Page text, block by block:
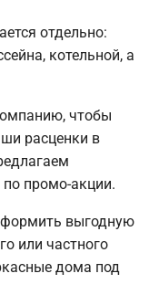
отдельно:
котельной, а
чтобы
расценки в
промо-акции.
выгодную
или частного
дома под